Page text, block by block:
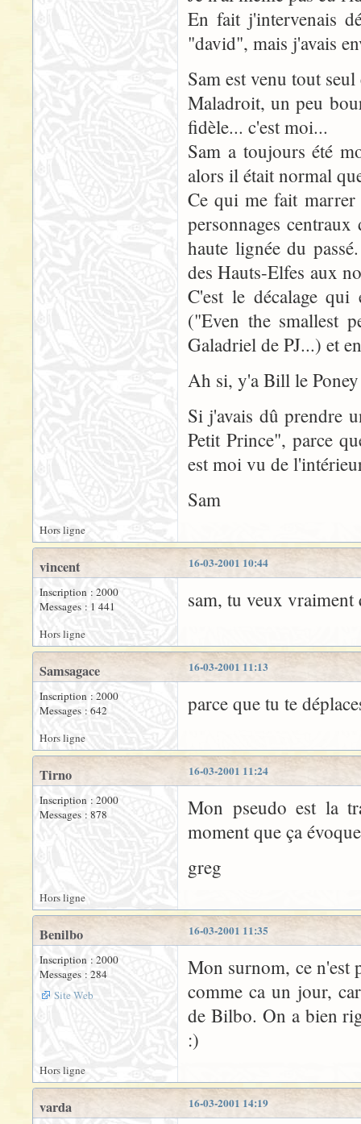
En fait j'intervenais
"david", mais j'avais
Sam est venu tout
Maladroit, un peu
fidèle... c'est moi...
Sam a toujours été
alors il était normal
Ce qui me fait marrer
personnages
haute lignée du
des Hauts-Elfes aux
C'est le décalage
("Even the smallest
Galadriel de PJ...) et
Ah si, y'a Bill le
Si j'avais dû prendre
Petit Prince", parce
est moi vu de
Sam
Hors ligne
16-03-2001 10:44
vincent
Inscription : 2000
Messages : 1 441
sam, tu veux
Hors ligne
16-03-2001 11:13
Samsagace
Inscription : 2000
Messages : 642
parce que tu te
Hors ligne
16-03-2001 11:24
Tirno
Inscription : 2000
Messages : 878
Mon pseudo est la
moment que ça
greg
Hors ligne
16-03-2001 11:35
Benilbo
Inscription : 2000
Messages : 284
Site Web
Mon surnom, ce n'est
comme ca un jour,
de Bilbo. On a bien
:)
Hors ligne
16-03-2001 14:19
varda